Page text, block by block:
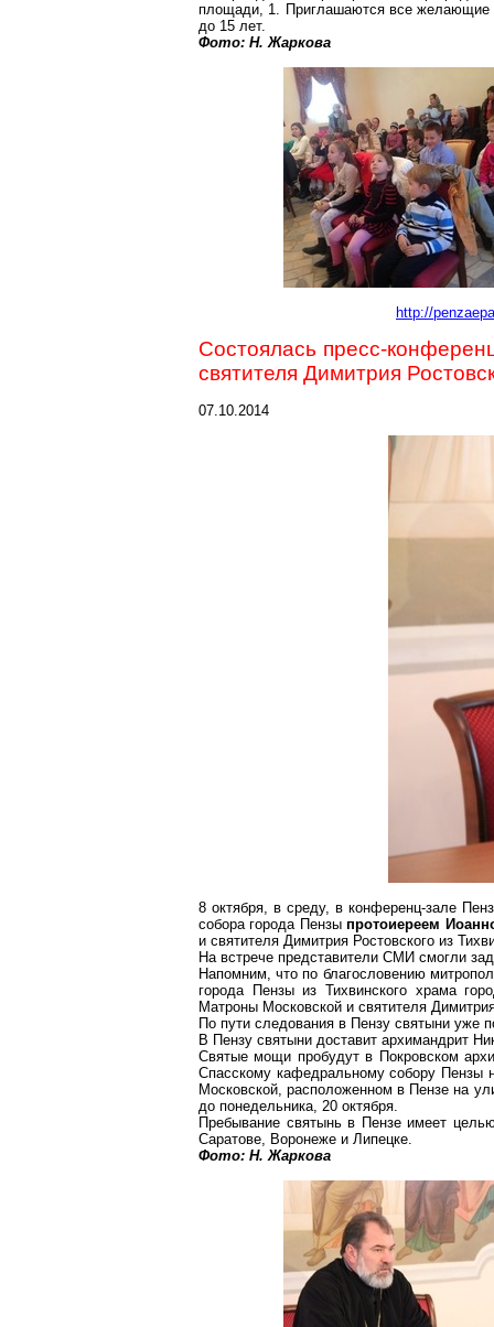
площади, 1. Приглашаются все желающие
до 15 лет.
Фото: Н. Жаркова
http://
Состоялась пресс-
святителя Димитрия
07.10.2014
8 октября, в среду, в конференц-зале
собора города Пензыпротоиереем
и святителя Димитрия Ростовского из
На встрече представители СМИ смогли
Напомним, что по благословению
города Пензы из Тихвинского храма
Матроны Московской и святителя
По пути следования в Пензу святыни уже
В Пензу святыни доставит архимандрит
Святые мощи пробудут в Покровском
Спасскому кафедральному собору Пензы
Московской, расположенном в Пензе на
до понедельника, 20 октября.
Пребывание святынь в Пензе имеет
Саратове, Воронеже и Липецке.
Фото: Н. Жаркова